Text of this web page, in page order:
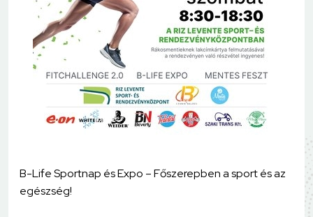
B-Life Sportnap és Expo – Főszerepben a sport és az
egészség!